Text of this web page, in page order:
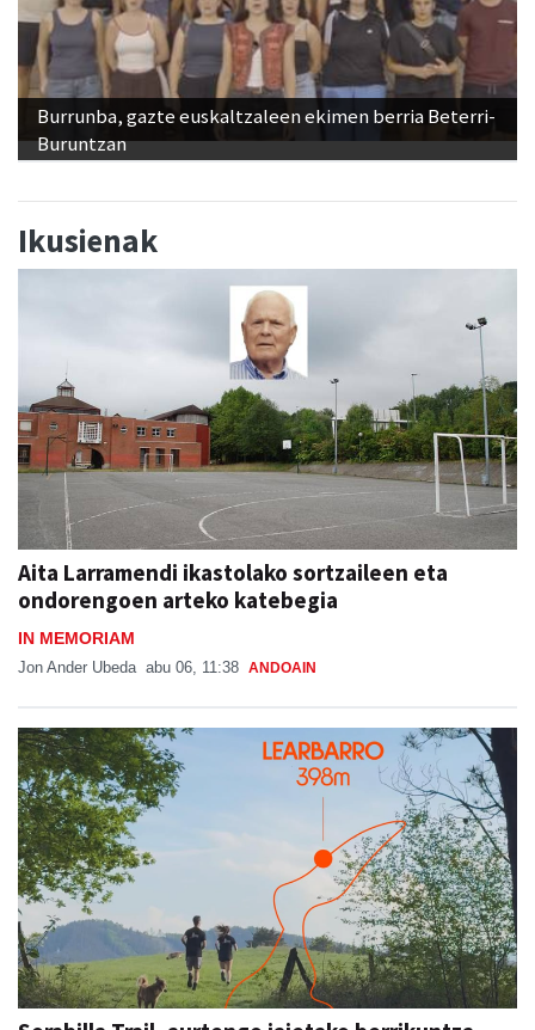
Burrunba, gazte euskaltzaleen ekimen berria Beterri-
Buruntzan
Ikusienak
Aita Larramendi ikastolako sortzaileen eta
ondorengoen arteko katebegia
IN MEMORIAM
Jon Ander Ubeda abu 06, 11:38 ANDOAIN